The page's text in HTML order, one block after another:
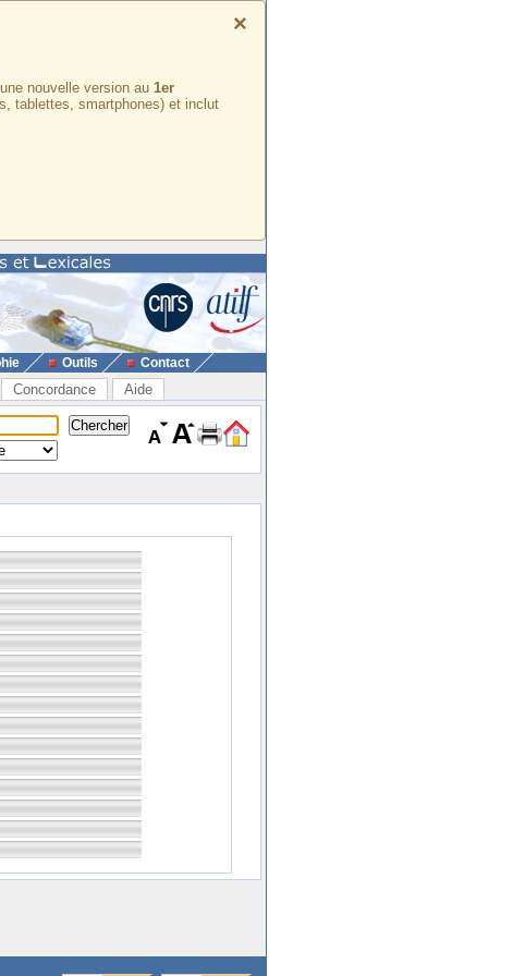
×
nouvelle version au 1er
tablettes, smartphones) et inclut
Outils Contact
Concordance Aide